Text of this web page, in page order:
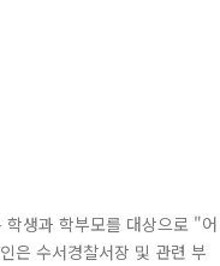
학생과 학부모를 대상으로 "어
은 수서경찰서장 및 관련 부